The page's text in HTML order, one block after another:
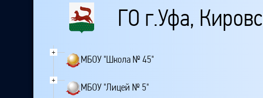
ГО г.Уфа,
+
МБОУ "Школа № 45"
+
МБОУ "Лицей № 5"